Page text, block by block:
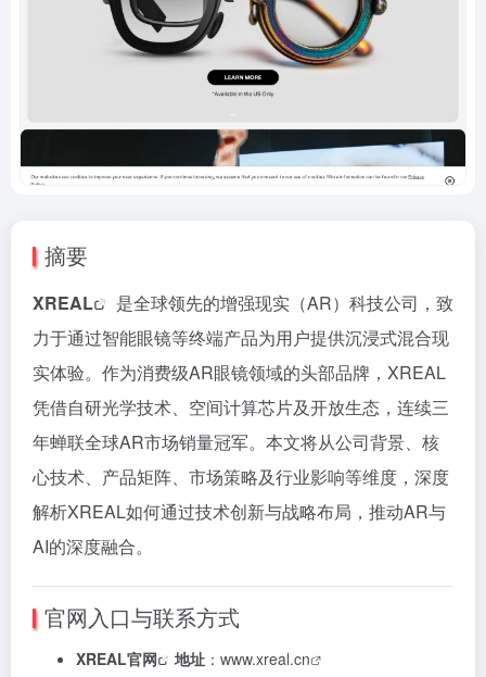
摘要
XREAL
是全球领先的增强现实（AR）科技公司，致
力于通过智能眼镜等终端产品为用户提供沉浸式混合现
实体验。作为消费级AR眼镜领域的头部品牌，XREAL
凭借自研光学技术、空间计算芯片及开放生态，连续三
年蝉联全球AR市场销量冠军。本文将从公司背景、核
心技术、产品矩阵、市场策略及行业影响等维度，深度
解析XREAL如何通过技术创新与战略布局，推动AR与
AI的深度融合。
官网入口与联系方式
XREAL官网 地址 ： www.xreal.cn